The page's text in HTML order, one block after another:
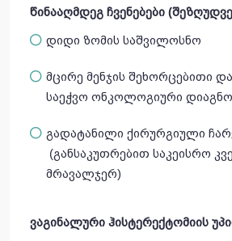
წინააღმდეგ ჩვენებები (
დიდი ზომის საშვილოსნო
მცირე მენჯის შეხორცებითი
საეჭვო ონკოლოგიური
გადატანილი ქირურგიული
(განსაკუთრებით საკეისრო
მრავალჯერ)
ვაგინალური ჰისტერექტომიის